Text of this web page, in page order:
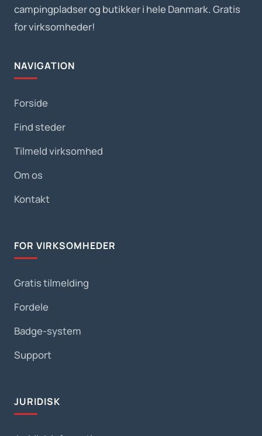
campingpladser og butikker i hele Danmark. Gratis
for virksomheder!
NAVIGATION
Forside
Find steder
Tilmeld virksomhed
Om os
Kontakt
FOR VIRKSOMHEDER
Gratis tilmelding
Fordele
Badge-system
Support
JURIDISK